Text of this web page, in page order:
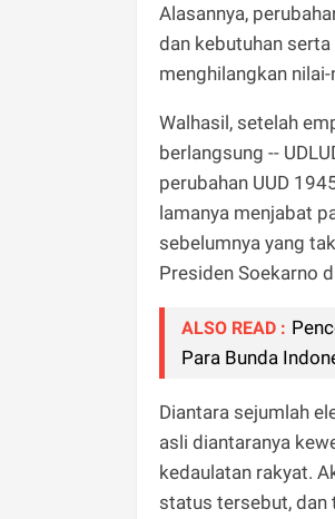
Alasannya,
dan kebutuhan
menghilangkan
Walhasil, setelah
berlangsung --
perubahan UUD
lamanya menjabat
sebelumnya yang
Presiden Soekarno
ALSO READ :
Para Bunda
Diantara sejumlah
asli diantaranya
kedaulatan rakyat.
status tersebut, dan